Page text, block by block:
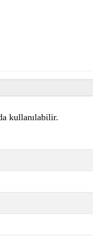
kullanılabilir.